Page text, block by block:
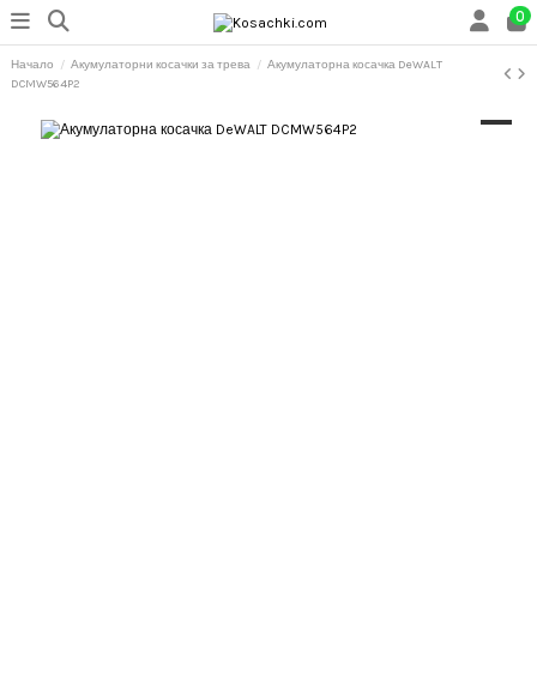
0
Начало Акумулаторни косачки за трева
Акумулаторна косачка DeWALT
DCMW564P2